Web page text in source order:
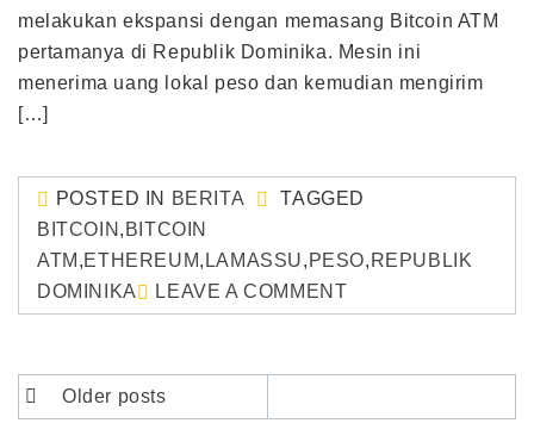
melakukan ekspansi dengan memasang Bitcoin ATM
pertamanya di Republik Dominika. Mesin ini
menerima uang lokal peso dan kemudian mengirim
[…]
POSTED IN BERITA
TAGGED
BITCOIN , BITCOIN
ATM ,ETHEREUM, LAMASSU, PESO, REPUBLIK
DOMINIKA
LEAVE A COMMENT
Posts
Older posts